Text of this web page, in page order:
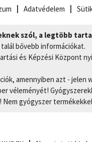
Adatvédelem
szól, a legtöbb
talál bővebb információkat.
és Képzési Központ
amennyiben azt - jelen
véleményét!
gyógyszer